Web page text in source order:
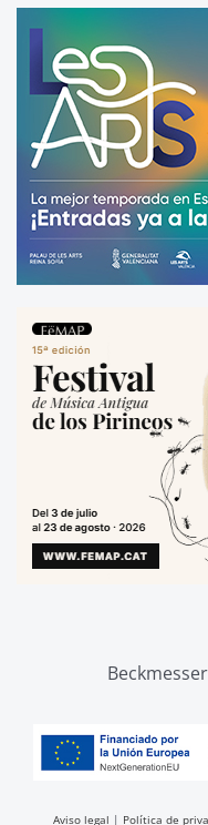
Aviso legal | Política de